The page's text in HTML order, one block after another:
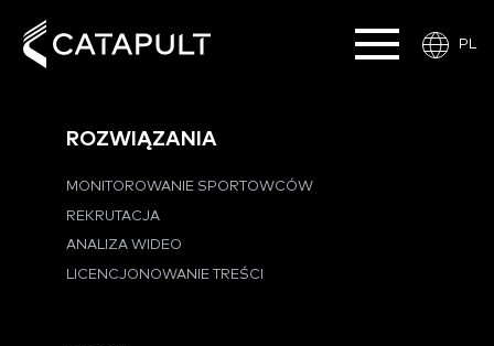
PL
ROZWIĄZANIA
MONITOROWANIE SPORTOWCÓW
REKRUTACJA
ANALIZA WIDEO
LICENCJONOWANIE TREŚCI